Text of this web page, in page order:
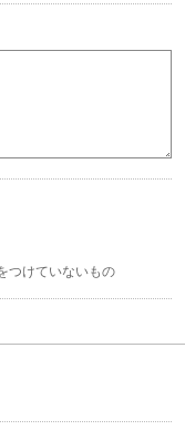
つけていないもの